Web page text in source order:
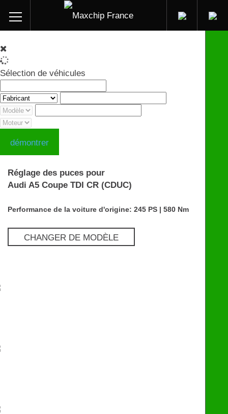
Sélection de véhicules
démontrer
Réglage des puces pour
Audi A5 Coupe TDI CR (CDUC)
Performance de la voiture d'origine: 245 PS | 580 Nm
CHANGER DE MODÈLE